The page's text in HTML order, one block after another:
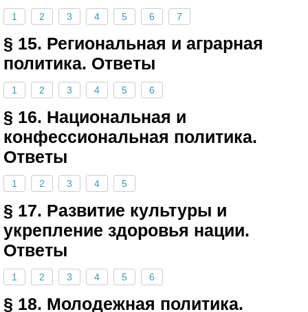
1 2 3 4 5 6 7
§ 15. Региональная и аграрная
политика. Ответы
1 2 3 4 5 6
§ 16. Национальная и
конфессиональная политика.
Ответы
1 2 3 4 5
§ 17. Развитие культуры и
укрепление здоровья нации.
Ответы
1 2 3 4 5 6
§ 18. Молодежная политика.